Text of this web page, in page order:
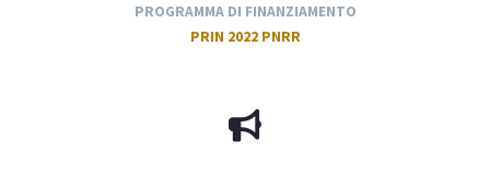
PROGRAMMA DI FINANZIAMENTO
PRIN 2022 PNRR